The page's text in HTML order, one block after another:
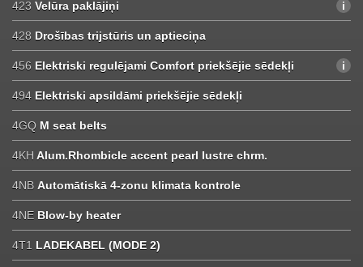
423 Velūra paklājiņi
428 Drošības trijstūris un aptieciņa
456 Elektriski regulējami Comfort priekšējie sēdekļi
494 Elektriski apsildāmi priekšējie sēdekļi
4GQ M seat belts
4KH Alum.Rhombicle accent pearl lustre chrm.
4NB Automātiskā 4-zonu klimata kontrole
4NE Blow-by heater
4T1 LADEKABEL (MODE 2)